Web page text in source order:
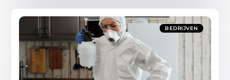
BEDRIJVEN